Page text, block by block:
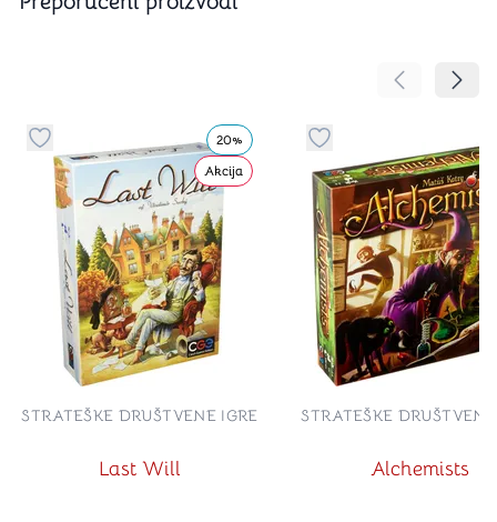
Pomeranje
Dugme za dodavanje stvari u kategoriju omiljeno
20%
Akcija
Last Will
STRATEŠKE DRUŠTVENE IGRE
Dugme za dodavanje
Alchemists
STRATEŠKE